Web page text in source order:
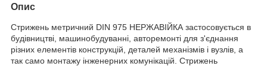
Опис
Стрижень метричний DIN 975 НЕРЖАВІЙКА застосовується в
будівництві, машинобудуванні, авторемонті для з'єднання
різних елементів конструкцій, деталей механізмів і вузлів, а
так само монтажу інженерних комунікацій. Стрижень